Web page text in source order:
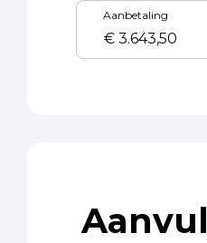
Aanbetaling